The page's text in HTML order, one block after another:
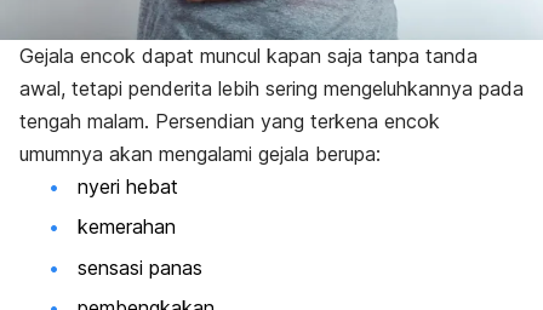
Gejala encok dapat muncul kapan saja tanpa tanda
awal, tetapi penderita lebih sering mengeluhkannya pada
tengah malam. Persendian yang terkena encok
umumnya akan mengalami gejala berupa:
nyeri hebat
kemerahan
sensasi panas